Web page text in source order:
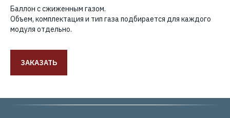
Баллон с сжиженным газом.
Объем, комплектация и тип газа подбирается для каждого
модуля отдельно.
ЗАКАЗАТЬ